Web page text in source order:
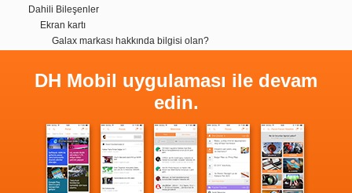
Dahili Bileşenler
Ekran kartı
Galax markası hakkında bilgisi olan?
DH Mobil uygulaması ile devam
edin.